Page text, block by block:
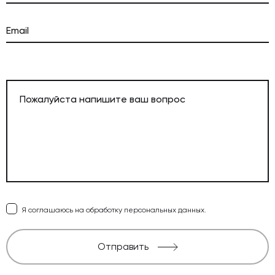
Я соглашаюсь на обработку персональных данных.
Отправить